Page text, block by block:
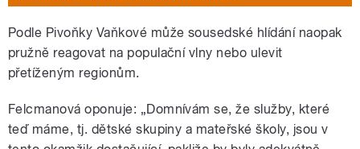
Podle Pivoňky Vaňkové může sousedské hlídání naopak
pružně reagovat na populační vlny nebo ulevit
přetíženým regionům.
Felcmanová oponuje: „Domnívám se, že služby, které
teď máme, tj. dětské skupiny a mateřské školy, jsou v